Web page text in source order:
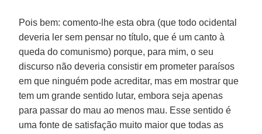
Pois bem: comento-lhe esta obra (que todo ocidental
deveria ler sem pensar no título, que é um canto à
queda do comunismo) porque, para mim, o seu
discurso não deveria consistir em prometer paraísos
em que ninguém pode acreditar, mas em mostrar que
tem um grande sentido lutar, embora seja apenas
para passar do mau ao menos mau. Esse sentido é
uma fonte de satisfação muito maior que todas as